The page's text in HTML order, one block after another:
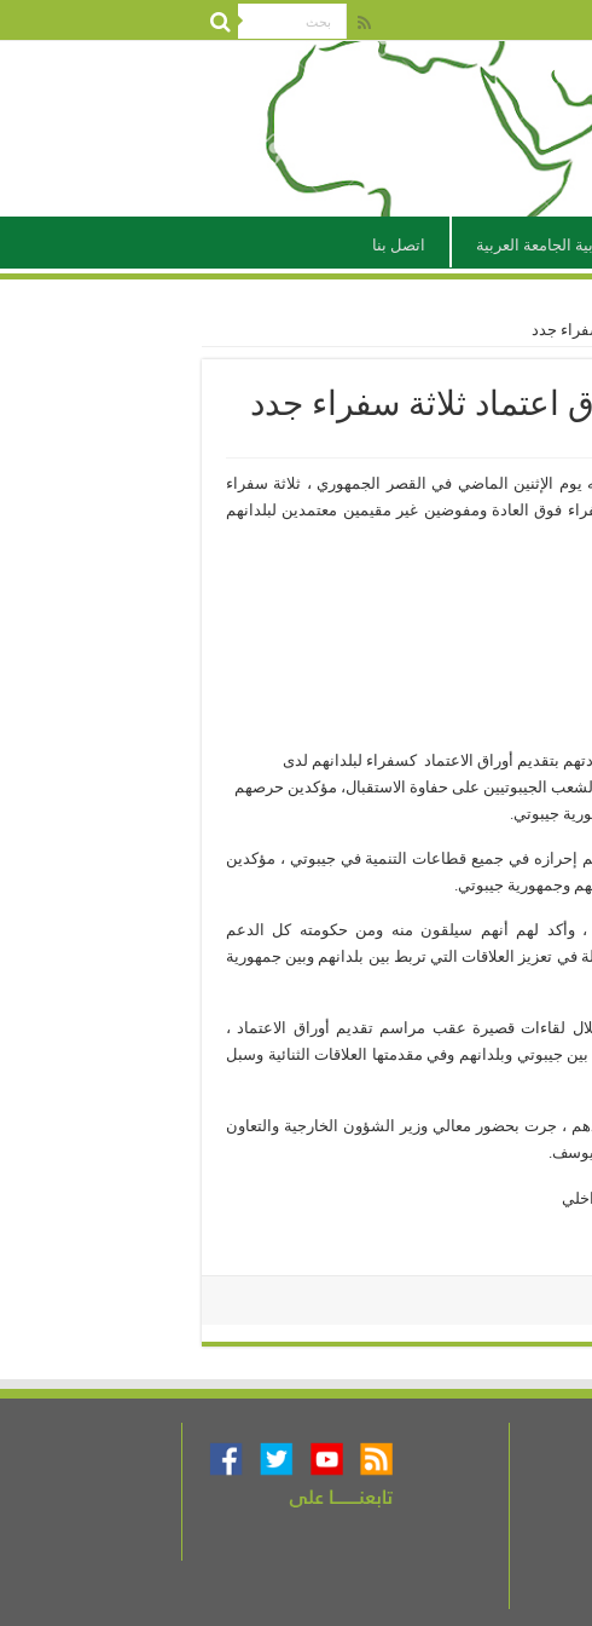
الجامعة العربية اتصل بنا
جدد
اعتماد ثلاثة سفراء جدد
الإثنين الماضي في القصر الجمهوري ، ثلاثة سفراء
فوق العادة ومفوضين غير مقيمين معتمدين لبلدانهم
بتقديم أوراق الاعتماد كسفراء لبلدانهم لدى
الجيبوتيين على حفاوة الاستقبال، مؤكدين حرصهم
جيبوتي.
إحرازه في جميع قطاعات التنمية في جيبوتي ، مؤكدين
وجمهورية جيبوتي.
، وأكد لهم أنهم سيلقون منه ومن حكومته كل الدعم
في تعزيز العلاقات التي تربط بين بلدانهم وبين جمهورية
لقاءات قصيرة عقب مراسم تقديم أوراق الاعتماد ،
وبلدانهم وفي مقدمتها العلاقات الثنائية وسبل
، جرت بحضور معالي وزير الشؤون الخارجية والتعاون